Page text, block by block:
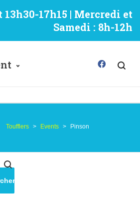
17h15 | Mercredi et
Samedi : 8h-12h
Toufflers > Events > Pinson